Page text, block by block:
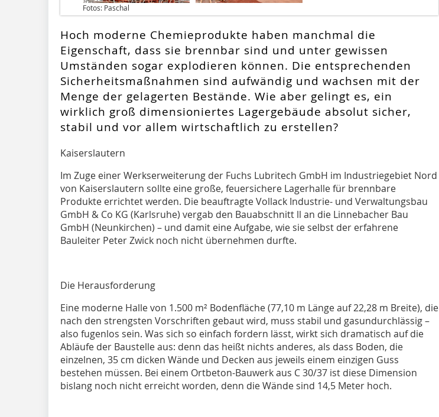
Fotos: Paschal
Hoch moderne Chemieprodukte haben manchmal die
Eigenschaft, dass sie brennbar sind und unter gewissen
Umständen sogar explodieren können. Die entsprechenden
Sicherheitsmaßnahmen sind aufwändig und wachsen mit der
Menge der gelagerten Bestände. Wie aber gelingt es, ein
wirklich groß dimensioniertes Lagergebäude absolut sicher,
stabil und vor allem wirtschaftlich zu erstellen?
Kaiserslautern
Im Zuge einer Werkserweiterung der Fuchs Lubritech GmbH im Industriegebiet Nord
von Kaiserslautern sollte eine große, feuersichere Lagerhalle für brennbare
Produkte errichtet werden. Die beauftragte Vollack Industrie- und Verwaltungsbau
GmbH & Co KG (Karlsruhe) vergab den Bauabschnitt ll an die Linnebacher Bau
GmbH (Neunkirchen) – und damit eine Aufgabe, wie sie selbst der erfahrene
Bauleiter Peter Zwick noch nicht übernehmen durfte.
Die Herausforderung
Eine moderne Halle von 1.500 m² Bodenfläche (77,10 m Länge auf 22,28 m Breite), die
nach den strengsten Vorschriften gebaut wird, muss stabil und gasundurchlässig –
also fugenlos sein. Was sich so einfach fordern lässt, wirkt sich dramatisch auf die
Abläufe der Baustelle aus: denn das heißt nichts anderes, als dass Boden, die
einzelnen, 35 cm dicken Wände und Decken aus jeweils einem einzigen Guss
bestehen müssen. Bei einem Ortbeton-Bauwerk aus C 30/37 ist diese Dimension
bislang noch nicht erreicht worden, denn die Wände sind 14,5 Meter hoch.